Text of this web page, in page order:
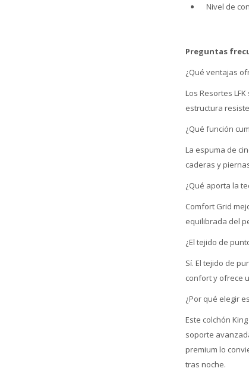
Nivel de
Preguntas
¿Qué ventajas
Los Resortes
estructura
¿Qué función
La espuma de
caderas y
¿Qué aporta la
Comfort Grid
equilibrada del
¿El tejido de
Sí. El tejido de
confort y ofrece
¿Por qué elegir
Este colchón
soporte
premium lo
tras noche.